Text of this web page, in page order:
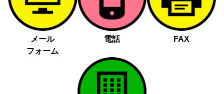
メール
フォーム
電話 FAX